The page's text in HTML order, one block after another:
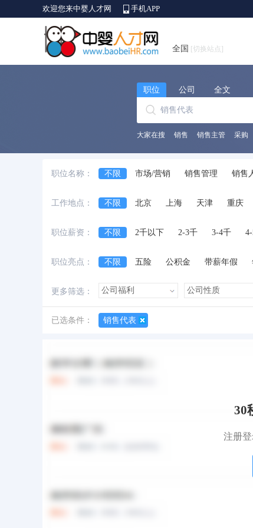
欢迎您来中婴人才网 手机APP
全国 [切换站点]
职位 公司 全文
大家在搜 销售 销售主管 采购
职位名称： 不限 市场/营销 销售管理 销售
律师/法务
培训 互联网开发及应用
工作地点： 不限 北京 上海 天津 重庆
台湾省
香港
职位薪资： 不限 2千以下 2-3千 3-4千
职位亮点： 不限 五险 公积金 带薪年假
更多筛选：
已选条件： 销售代表
30
注册